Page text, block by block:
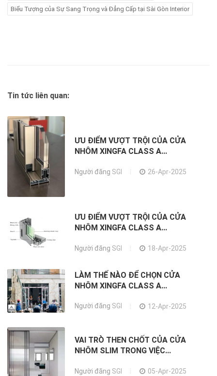
Biểu Tượng của Sự Sang Trọng và Đẳng Cấp tại Sài Gòn Interior
Tin tức liên quan:
ƯU ĐIỂM VƯỢT TRỘI CỦA CỬA
NHÔM XINGFA CLASS A...
Người đăng SGI 26-Apr-2025
ƯU ĐIỂM VƯỢT TRỘI CỦA CỬA
NHÔM XINGFA CLASS A...
Người đăng SGI 18-Apr-2025
LÀM THẾ NÀO ĐỂ CHỌN CỬA
NHÔM XINGFA CLASS A...
Người đăng SGI 12-Apr-2025
VAI TRÒ THEN CHỐT CỦA CỬA
NHÔM SLIM TRONG VIỆC...
Người đăng SGI 05-Apr-2025